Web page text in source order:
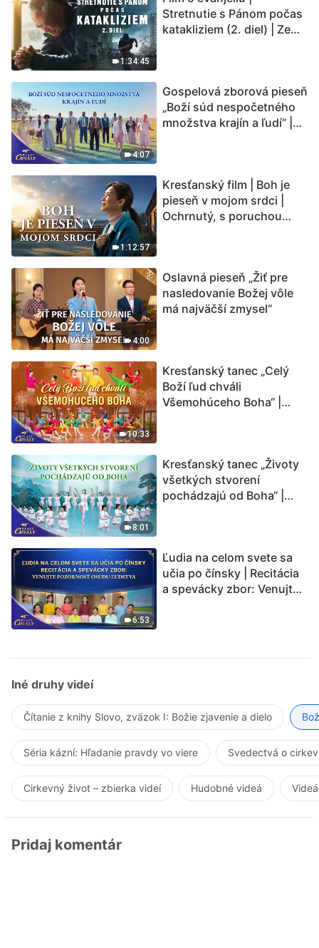
1:34:45
Stretnutie s Pánom počas
katakliziem (2. diel) | Zem
Ľudstvu sa začína
odpočítavať čas. Našli ste
spôsob, ako prežiť?
4:07
Gospelová zborová pieseň
„Boží súd nespočetného
množstva krajín a ľudí“ |
1:12:57
Kresťanský film | Boh je
pieseň v mojom srdci |
Ochrnutý, s poruchou
4:00
Oslavná pieseň „Žiť pre
nasledovanie Božej vôle
má najväčší zmysel“
10:33
Kresťanský tanec „Celý
Boží ľud chváli
Všemohúceho Boha“ |
8:01
Kresťanský tanec „Životy
všetkých stvorení
pochádzajú od Boha“ |
6:53
Ľudia na celom svete sa
učia po čínsky | Recitácia
a spevácky zbor: Venujte
Iné druhy videí
Čítanie z knihy Slovo, zväzok I: Božie zjavenie a dielo
Séria kázní: Hľadanie pravdy vo viere Svedectvá o
Cirkevný život – zbierka videí Hudobné videá
Pridaj komentár